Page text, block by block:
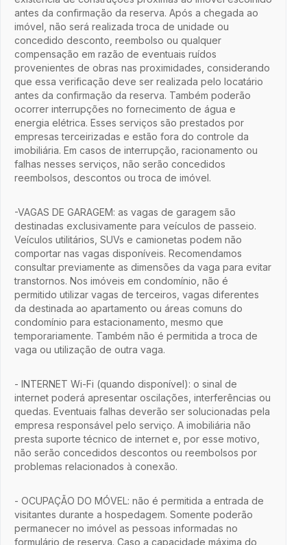
antes da confirmação da reserva. Após a chegada ao
imóvel, não será realizada troca de unidade ou
concedido desconto, reembolso ou qualquer
compensação em razão de eventuais ruídos
provenientes de obras nas proximidades, considerando
que essa verificação deve ser realizada pelo locatário
antes da confirmação da reserva. Também poderão
ocorrer interrupções no fornecimento de água e
energia elétrica. Esses serviços são prestados por
empresas terceirizadas e estão fora do controle da
imobiliária. Em casos de interrupção, racionamento ou
falhas nesses serviços, não serão concedidos
reembolsos, descontos ou troca de imóvel.
-VAGAS DE GARAGEM: as vagas de garagem são
destinadas exclusivamente para veículos de passeio.
Veículos utilitários, SUVs e camionetas podem não
comportar nas vagas disponíveis. Recomendamos
consultar previamente as dimensões da vaga para evitar
transtornos. Nos imóveis em condomínio, não é
permitido utilizar vagas de terceiros, vagas diferentes
da destinada ao apartamento ou áreas comuns do
condomínio para estacionamento, mesmo que
temporariamente. Também não é permitida a troca de
vaga ou utilização de outra vaga.
- INTERNET Wi-Fi (quando disponível): o sinal de
internet poderá apresentar oscilações, interferências ou
quedas. Eventuais falhas deverão ser solucionadas pela
empresa responsável pelo serviço. A imobiliária não
presta suporte técnico de internet e, por esse motivo,
não serão concedidos descontos ou reembolsos por
problemas relacionados à conexão.
- OCUPAÇÃO DO MÓVEL: não é permitida a entrada de
visitantes durante a hospedagem. Somente poderão
permanecer no imóvel as pessoas informadas no
formulário de reserva. Caso a capacidade máxima do